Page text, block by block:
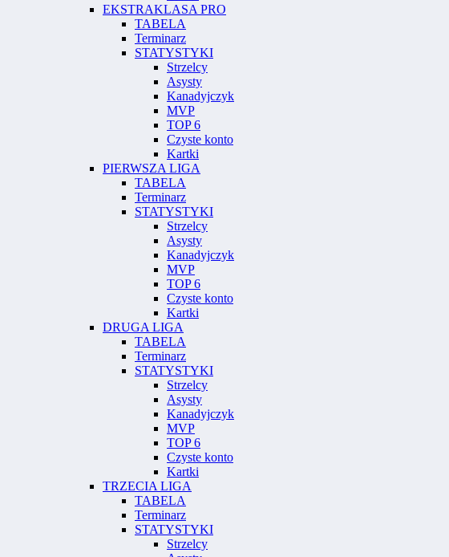
EKSTRAKLASA PRO
TABELA
Terminarz
STATYSTYKI
Strzelcy
Asysty
Kanadyjczyk
MVP
TOP 6
Czyste konto
Kartki
PIERWSZA LIGA
TABELA
Terminarz
STATYSTYKI
Strzelcy
Asysty
Kanadyjczyk
MVP
TOP 6
Czyste konto
Kartki
DRUGA LIGA
TABELA
Terminarz
STATYSTYKI
Strzelcy
Asysty
Kanadyjczyk
MVP
TOP 6
Czyste konto
Kartki
TRZECIA LIGA
TABELA
Terminarz
STATYSTYKI
Strzelcy